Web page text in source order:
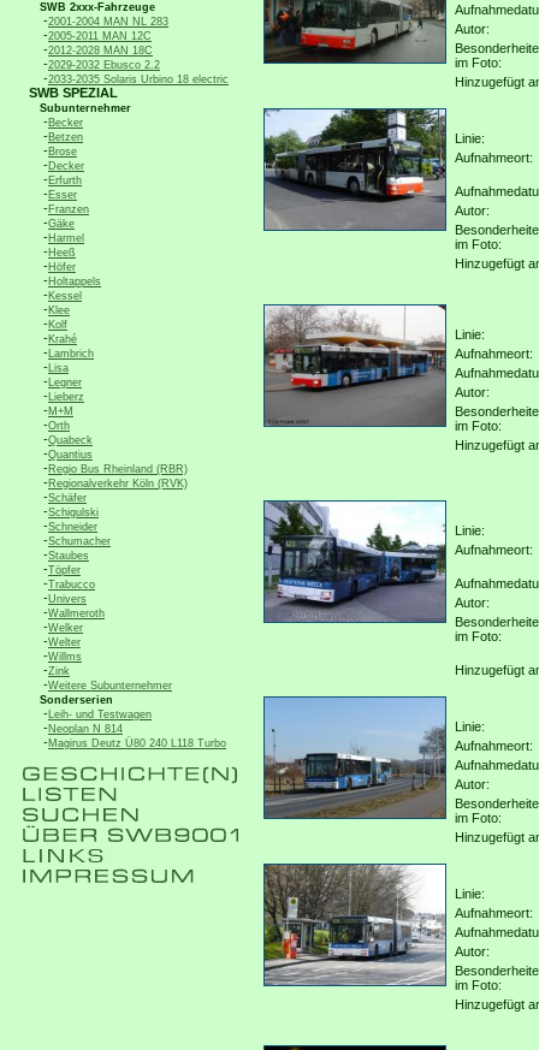
SWB 2xxx-Fahrzeuge
-2001-2004 MAN NL 283
-2005-2011 MAN 12C
-2012-2028 MAN 18C
-2029-2032 Ebusco 2.2
-2033-2035 Solaris Urbino 18 electric
SWB SPEZIAL
Subunternehmer
-Becker
-Betzen
-Brose
-Decker
-Erfurth
-Esser
-Franzen
-Gäke
-Harmel
-Heeß
-Höfer
-Holtappels
-Kessel
-Klee
-Kolf
-Krahé
-Lambrich
-Lisa
-Legner
-Lieberz
-M+M
-Orth
-Quabeck
-Quantius
-Regio Bus Rheinland (RBR)
-Regionalverkehr Köln (RVK)
-Schäfer
-Schigulski
-Schneider
-Schumacher
-Staubes
-Töpfer
-Trabucco
-Univers
-Wallmeroth
-Welker
-Welter
-Willms
-Zink
-Weitere Subunternehmer
Sonderserien
-Leih- und Testwagen
-Neoplan N 814
-Magirus Deutz Ü80 240 L118 Turbo
Autor:
im Foto:
Hinzugefügt
Linie:
Aufnahmeort:
Autor:
im Foto:
Hinzugefügt
Linie:
Aufnahmeort:
Autor:
im Foto:
Hinzugefügt
Linie:
Aufnahmeort:
Autor:
im Foto:
Hinzugefügt
Linie:
Aufnahmeort:
Autor:
im Foto:
Hinzugefügt
Linie:
Aufnahmeort:
Autor:
im Foto:
Hinzugefügt